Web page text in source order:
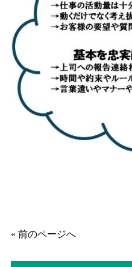
« 前のページへ